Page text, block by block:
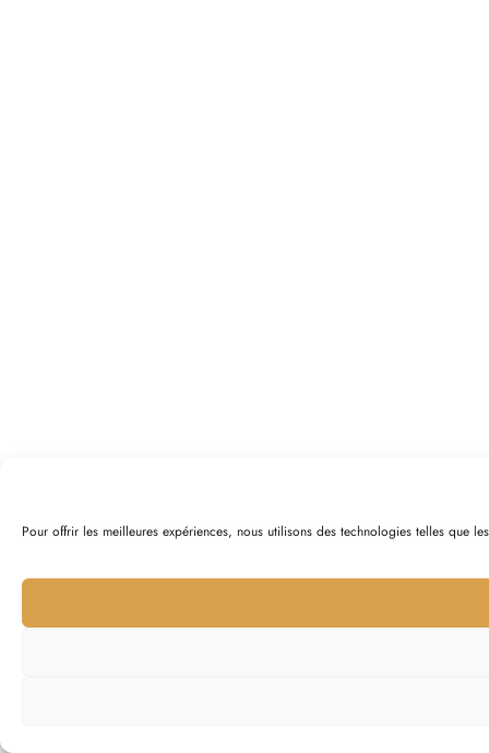
Pour offrir les meilleures expériences, nous utilisons des technologies telles que